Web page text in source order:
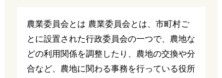
農業委員会とは 農業委員会とは、市町村ご
とに設置された行政委員会の一つで、農地な
どの利用関係を調整したり、農地の交換や分
合など、農地に関わる事務を行っている役所